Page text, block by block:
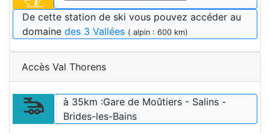
De cette station de ski vous pouvez accéder au
domaine des 3 Vallées ( alpin : 600 km)
Accès Val Thorens
à 35km :Gare de Moûtiers - Salins -
Brides-les-Bains